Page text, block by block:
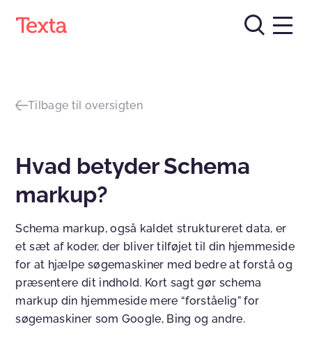
Tilbage til oversigten
Hvad betyder Schema
markup?
Schema markup, også kaldet struktureret data, er
et sæt af koder, der bliver tilføjet til din hjemmeside
for at hjælpe søgemaskiner med bedre at forstå og
præsentere dit indhold. Kort sagt gør schema
markup din hjemmeside mere “forståelig” for
søgemaskiner som Google, Bing og andre.